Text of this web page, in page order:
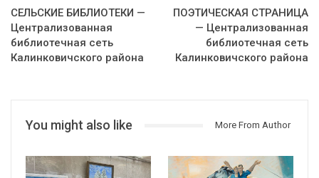
СЕЛЬСКИЕ БИБЛИОТЕКИ —
Централизованная
библиотечная сеть
Калинковичского района
ПОЭТИЧЕСКАЯ СТРАНИЦА
— Централизованная
библиотечная сеть
Калинковичского района
You might also like More From Author